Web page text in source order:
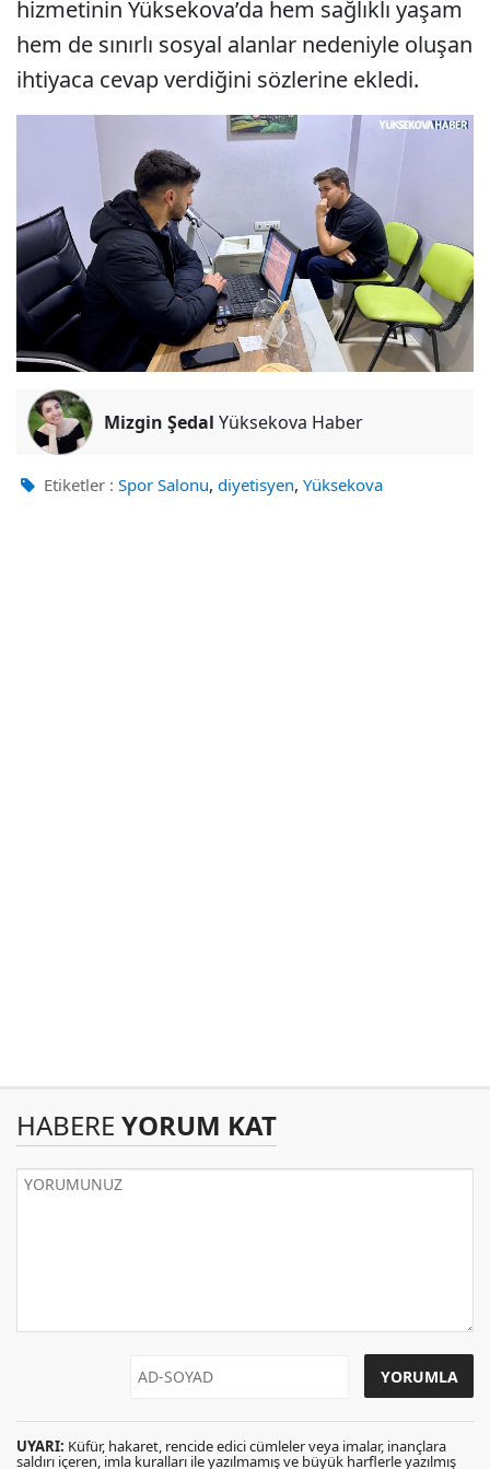
hizmetinin Yüksekova’da hem sağlıklı yaşam
hem de sınırlı sosyal alanlar nedeniyle oluşan
ihtiyaca cevap verdiğini sözlerine ekledi.
Mizgin Şedal Yüksekova Haber
Etiketler : Spor Salonu, diyetisyen, Yüksekova
HABERE YORUM KAT
UYARI: Küfür, hakaret, rencide edici cümleler veya imalar, inançlara
saldırı içeren, imla kuralları ile yazılmamış ve büyük harflerle yazılmış